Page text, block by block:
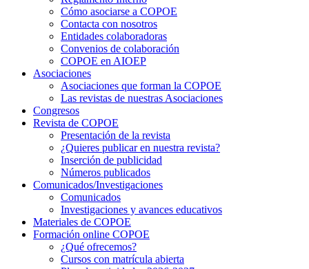
Cómo asociarse a COPOE
Contacta con nosotros
Entidades colaboradoras
Convenios de colaboración
COPOE en AIOEP
Asociaciones
Asociaciones que forman la COPOE
Las revistas de nuestras Asociaciones
Congresos
Revista de COPOE
Presentación de la revista
¿Quieres publicar en nuestra revista?
Inserción de publicidad
Números publicados
Comunicados/Investigaciones
Comunicados
Investigaciones y avances educativos
Materiales de COPOE
Formación online COPOE
¿Qué ofrecemos?
Cursos con matrícula abierta